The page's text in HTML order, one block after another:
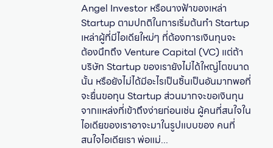
Angel Investor หรือนางฟ้าของเหล่า
Startup ตามปกติในการเริ่มต้นทำ Startup
เหล่าผู้ที่มีไอเดียใหม่ๆ ที่ต้องการเงินทุนจะ
ต้องนึกถึง Venture Capital (VC) แต่ถ้า
บริษัท Startup ของเรายังไม่ได้ใหญ่โตขนาด
นั้น หรือยังไม่ได้มีอะไรเป็นชิ้นเป็นอันมากพอที่
จะยื่นขอทุน Startup ส่วนมากจะขอเงินทุน
จากแหล่งที่เข้าถึงง่ายก่อนเช่น ผู้คนที่สนใจใน
ไอเดียของเราอาจะมาในรูปแบบของ คนที่
สนใจไอเดียเรา พ่อแม่...